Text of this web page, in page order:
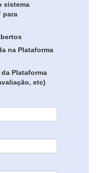
sistema
para
na Plataforma
Plataforma
etc)